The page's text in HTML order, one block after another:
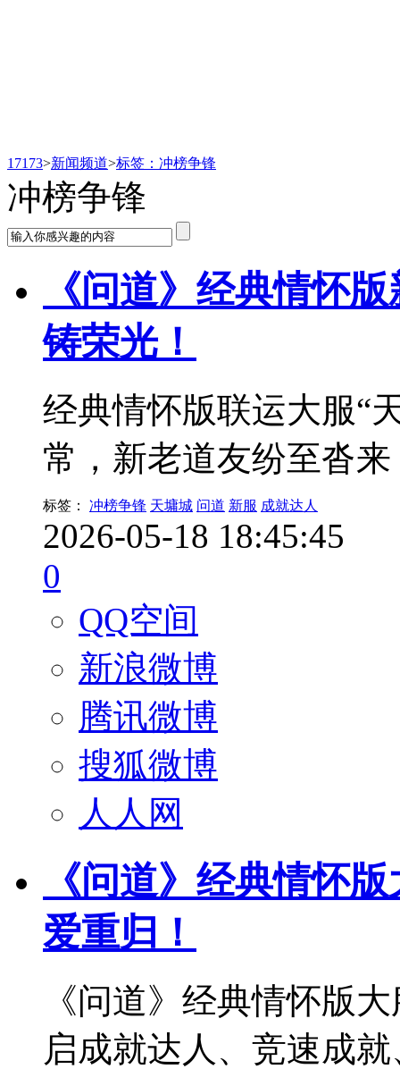
17173>新闻频道>标签：冲榜争锋
冲榜争锋
《问道》经典情怀
铸荣光！
经典情怀版联运大服“
常，新老道友纷至沓
标签： 冲榜争锋 天墉城 问道 新服 成就达人
2026-05-18 18:45:45
0
QQ空间
新浪微博
腾讯微博
搜狐微博
人人网
《问道》经典情怀
爱重归！
《问道》经典情怀版
启成就达人、竞速成